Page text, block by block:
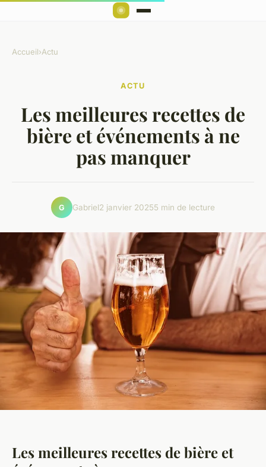
Accueil›Actu
ACTU
Les meilleures recettes de
bière et événements à ne
pas manquer
G Gabriel2 janvier 20255 min de lecture
Les meilleures recettes de bière et